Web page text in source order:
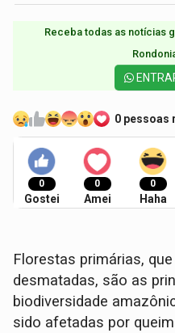
Receba todas as notícias
0 pessoas
0
Gostei
0
Amei
0
Haha
Florestas primárias,
desmatadas, são as
biodiversidade
sido afetadas por